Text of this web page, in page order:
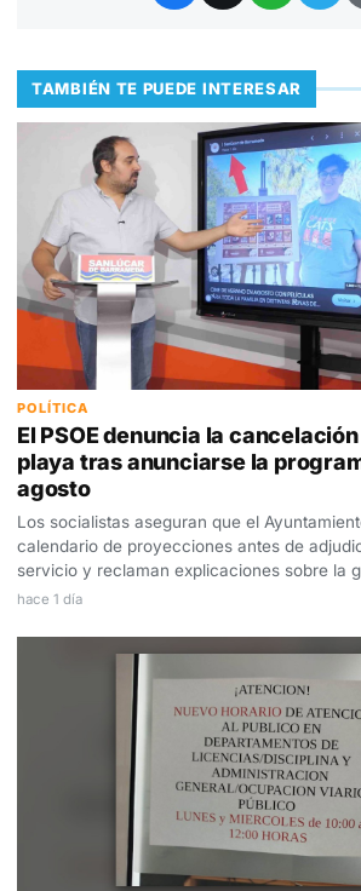
TAMBIÉN TE PUEDE INTERESAR
POLÍTICA
El PSOE denuncia la
playa tras anunciarse la
agosto
Los socialistas aseguran que el
calendario de proyecciones antes de
servicio y reclaman explicaciones sobre la
hace 1 día